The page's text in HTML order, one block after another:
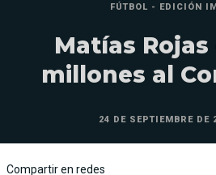
FÚTBOL - EDICIÓN
Matías
millones al
24 DE SEPTIEMBRE DE
Compartir en redes